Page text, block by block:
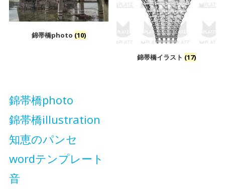
錦帯橋photo (10)
錦帯橋イラスト (17)
錦帯橋photo
錦帯橋illustration
知恵のパンセ
wordテンプレート
音